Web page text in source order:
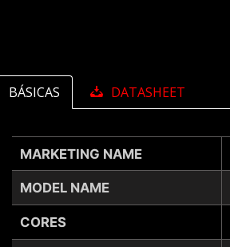
BÁSICAS DATASHEET
MARKETING NAME
MODEL NAME
CORES